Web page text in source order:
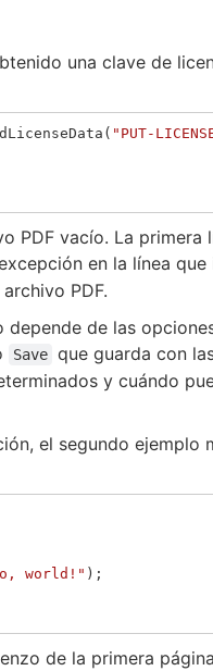
una clave de
( "PUT-
PDF vacío. La primera
en la línea que
PDF.
de las
Save que guarda con
y cuándo
el segundo ejemplo
world!" );
de la primera